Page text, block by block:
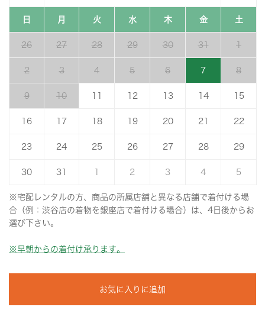
日 月 火 水 木 金 土
26 27 28 29 30 31 1
2 3 4 5 6 7 8
9 10 12 13 14 15
16 17 18 19 20 21 22
23 24 25 26 27 28 29
30 31 2 3 4 5
※宅配レンタルの方、商品の所属店舗と異なる店舗で着付ける場
合（例：渋谷店の着物を銀座店で着付ける場合）は、4日後からお
選び下さい。
※早朝からの着付け承ります。
お気に入りに追加